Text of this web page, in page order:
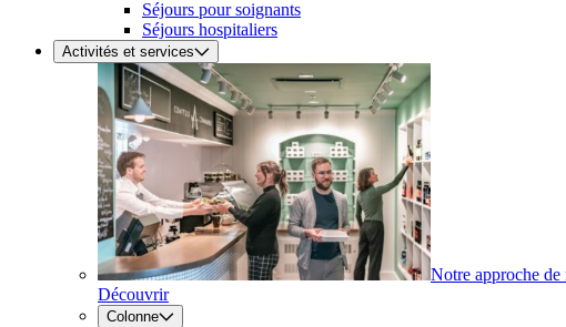
Séjours pour soignants
Séjours hospitaliers
Activités et services
Notre approche de
Découvrir
Colonne